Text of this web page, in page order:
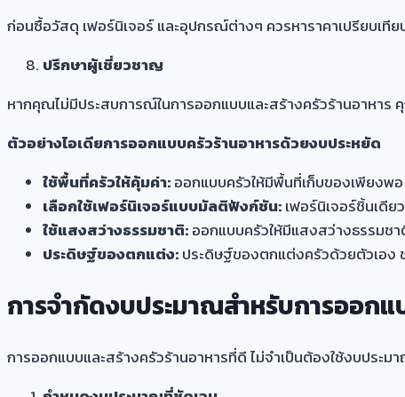
ก่อนซื้อวัสดุ เฟอร์นิเจอร์ และอุปกรณ์ต่างๆ ควรหาราคาเปรียบเที
ปรึกษาผู้เชี่ยวชาญ
หากคุณไม่มีประสบการณ์ในการออกแบบและสร้างครัวร้านอาหา
ตัวอย่างไอเดียการออกแบบครัวร้านอาหารด้วยงบประหยัด
ใช้พื้นที่ครัวให้คุ้มค่า:ออกแบบครัวให้มีพื้นที่เก็บของเพียงพ
เลือกใช้เฟอร์นิเจอร์แบบมัลติฟังก์ชัน:เฟอร์นิเจอร์ชิ้นเดี
ใช้แสงสว่างธรรมชาติ:ออกแบบครัวให้มีแสงสว่างธรรมช
ประดิษฐ์ของตกแต่ง:ประดิษฐ์ของตกแต่งครัวด้วยตัวเอง
การจำกัดงบประมาณสำหรับการออกแ
การออกแบบและสร้างครัวร้านอาหารที่ดี ไม่จำเป็นต้องใช้งบปร